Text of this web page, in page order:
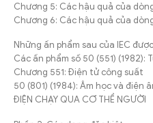
Chương 5: Các hậu quả của
Chương 6: Các hậu quả của
Những ấn phẩm sau của IEC
Các ấn phẩm số 50 (551) (1982):
Chương 551: Điện tử công suất
50 (801) (1984): Âm học và điện
ĐIỆN CHẠY QUA CƠ THỂ NGƯỜI